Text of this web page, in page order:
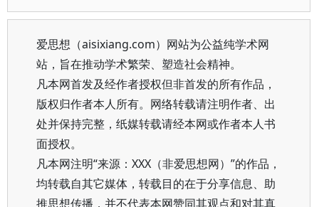
爱思想（aisixiang.com）网站为公益纯学术网
站，旨在推动学术繁荣、塑造社会精神。
凡本网首发及经作者授权但非首发的所有作品，
版权归作者本人所有。网络转载请注明作者、出
处并保持完整，纸媒转载请经本网或作者本人书
面授权。
凡本网注明“来源：XXX（非爱思想网）”的作品，
均转载自其它媒体，转载目的在于分享信息、助
推思想传播，并不代表本网赞同其观点和对其真